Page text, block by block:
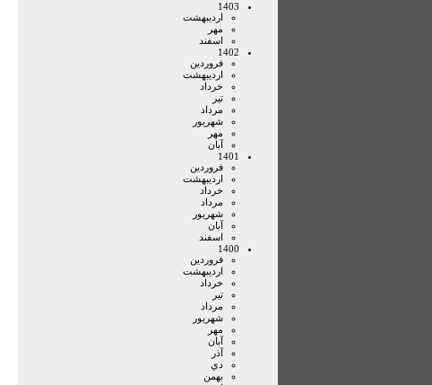
1403
ارديبهشت
مهر
اسفند
1402
فروردين
ارديبهشت
خرداد
تير
مرداد
شهريور
مهر
آبان
1401
فروردين
ارديبهشت
خرداد
مرداد
شهريور
آبان
اسفند
1400
فروردين
ارديبهشت
خرداد
تير
مرداد
شهريور
مهر
آبان
آذر
دي
بهمن